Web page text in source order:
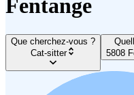
Fentange
Que cherchez-vous ?
Cat-sitter
5808